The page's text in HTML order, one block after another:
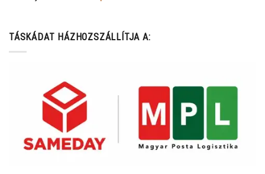
TÁSKÁDAT HÁZHOZSZÁLLÍTJA A: